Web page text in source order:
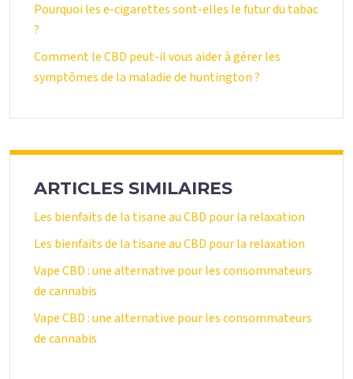
Pourquoi les e-cigarettes sont-elles le futur du tabac
?
Comment le CBD peut-il vous aider à gérer les
symptômes de la maladie de huntington ?
ARTICLES SIMILAIRES
Les bienfaits de la tisane au CBD pour la relaxation
Les bienfaits de la tisane au CBD pour la relaxation
Vape CBD : une alternative pour les consommateurs
de cannabis
Vape CBD : une alternative pour les consommateurs
de cannabis